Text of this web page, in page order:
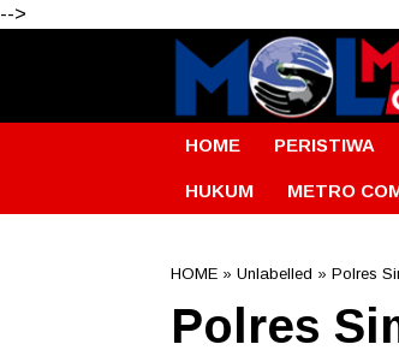
-->
HOME PERISTIWA
HUKUM METRO
HOME » Unlabelled » Polres
Polres